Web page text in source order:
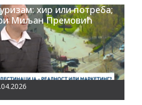
хир или потреба;
Миљан Премовић